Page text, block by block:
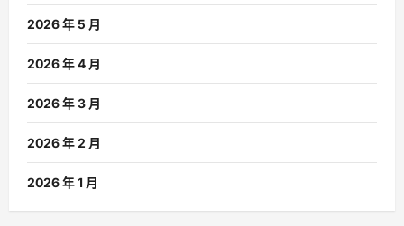
2026 年 5 月
2026 年 4 月
2026 年 3 月
2026 年 2 月
2026 年 1 月